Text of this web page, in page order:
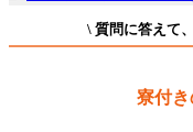
\ 質問に答えて、
寮付き